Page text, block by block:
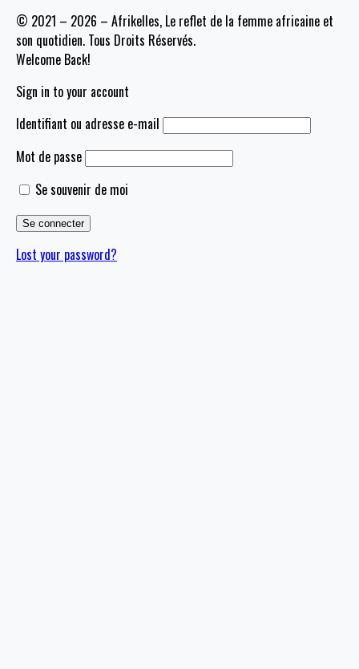
© 2021 – 2026 – Afrikelles, Le reflet de la femme africaine et
son quotidien. Tous Droits Réservés.
Welcome Back!
Sign in to your account
Identifiant ou adresse e-mail
Mot de passe
Se souvenir de moi
Lost your password?